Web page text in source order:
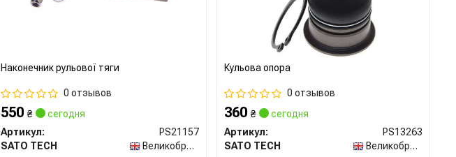
Наконечник рульової тяги
0 отзывов
550₴
сегодня
Артикул:
PS21157
SATO TECH
Великобритания
Кульова опора
0 отзывов
360₴
сегодня
Артикул:
PS13263
SATO TECH
Великобритания